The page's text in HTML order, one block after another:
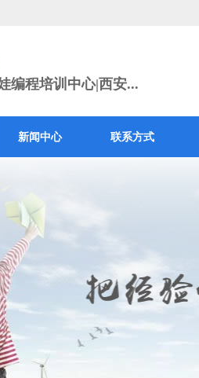
编程培训中心|西安...
新闻中心 联系方式